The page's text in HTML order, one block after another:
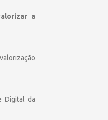
a
Digital da